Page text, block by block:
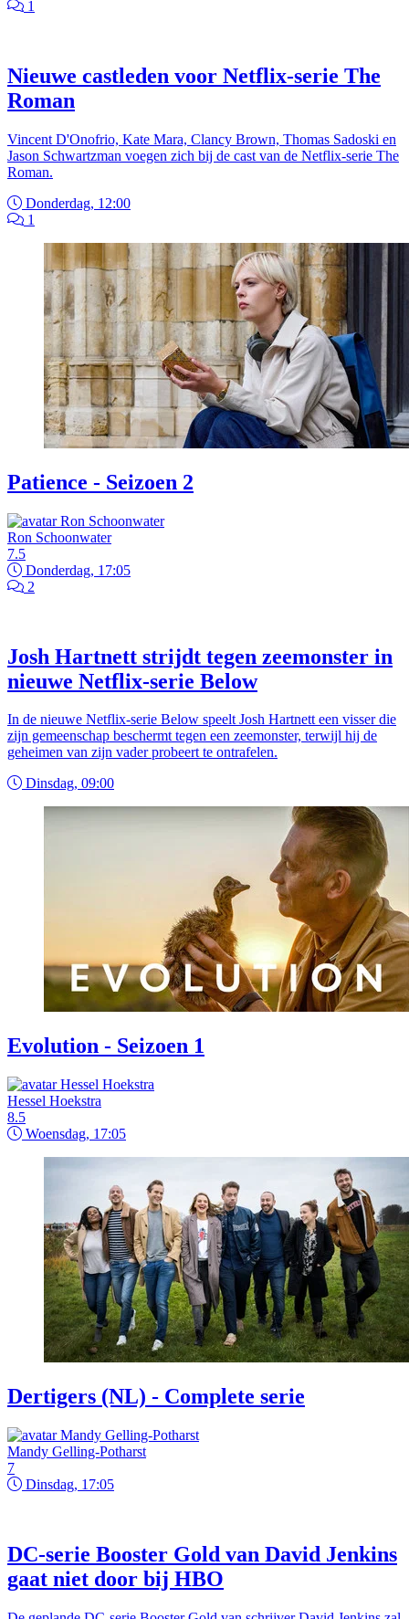
1
Nieuwe castleden voor Netflix-serie The
Roman
Vincent D'Onofrio, Kate Mara, Clancy Brown, Thomas Sadoski en
Jason Schwartzman voegen zich bij de cast van de Netflix-serie The
Roman.
Donderdag, 12:00
1
Patience - Seizoen 2
Ron Schoonwater
7.5
Donderdag, 17:05
2
Josh Hartnett strijdt tegen zeemonster in
nieuwe Netflix-serie Below
In de nieuwe Netflix-serie Below speelt Josh Hartnett een visser die
zijn gemeenschap beschermt tegen een zeemonster, terwijl hij de
geheimen van zijn vader probeert te ontrafelen.
Dinsdag, 09:00
Evolution - Seizoen 1
Hessel Hoekstra
8.5
Woensdag, 17:05
Dertigers (NL) - Complete serie
Mandy Gelling-Potharst
7
Dinsdag, 17:05
DC-serie Booster Gold van David Jenkins
gaat niet door bij HBO